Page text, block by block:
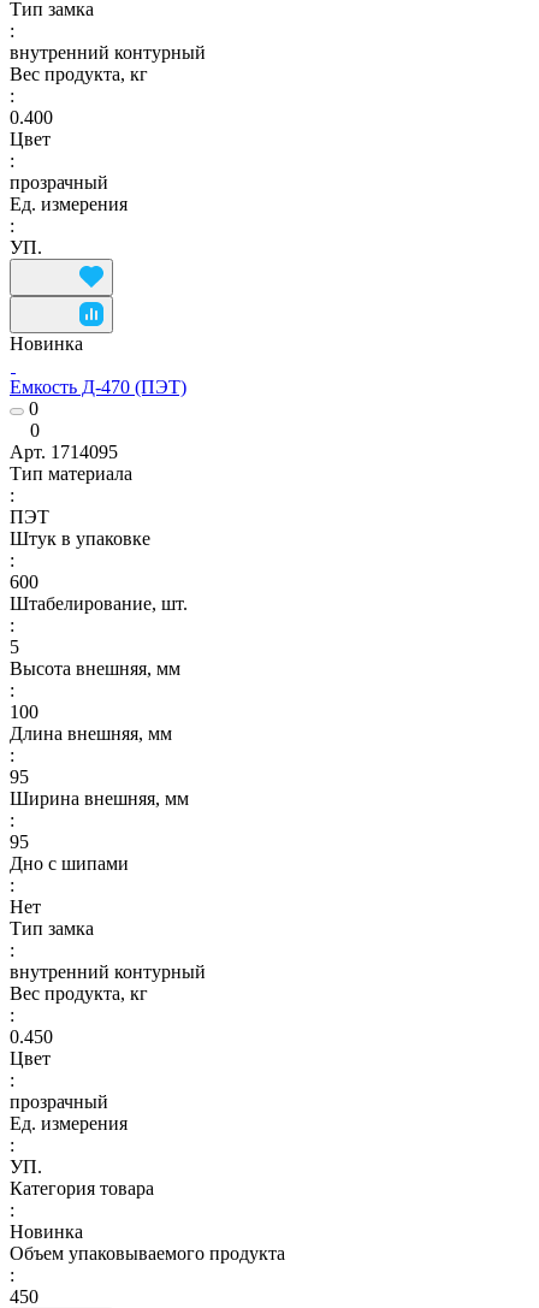
Тип замка
:
внутренний контурный
Вес продукта, кг
:
0.400
Цвет
:
прозрачный
Ед. измерения
:
УП.
Новинка
Емкость Д-470 (ПЭТ)
0
0
Арт. 1714095
Тип материала
:
ПЭТ
Штук в упаковке
:
600
Штабелирование, шт.
:
5
Высота внешняя, мм
:
100
Длина внешняя, мм
:
95
Ширина внешняя, мм
:
95
Дно с шипами
:
Нет
Тип замка
:
внутренний контурный
Вес продукта, кг
:
0.450
Цвет
:
прозрачный
Ед. измерения
:
УП.
Категория товара
:
Новинка
Объем упаковываемого продукта
:
450